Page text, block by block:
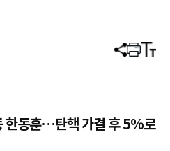
分
章
打 调
小
한동훈…탄핵 가결 후 5%로